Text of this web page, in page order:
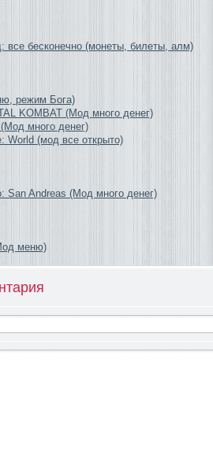
все бесконечно (монеты, билеты, алм)
режим Бога)
KOMBAT (Мод много денег)
много денег)
World (мод все открыто)
San Andreas (Мод много денег)
меню)